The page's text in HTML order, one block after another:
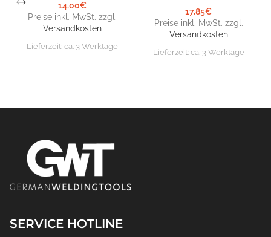
14,00€
Preise inkl. MwSt. zzgl.
Versandkosten
Lieferzeit: ca. 3 Werktage
17,85€
Preise inkl. MwSt. zzgl.
Versandkosten
Lieferzeit: ca. 3 Werktage
SERVICE HOTLINE